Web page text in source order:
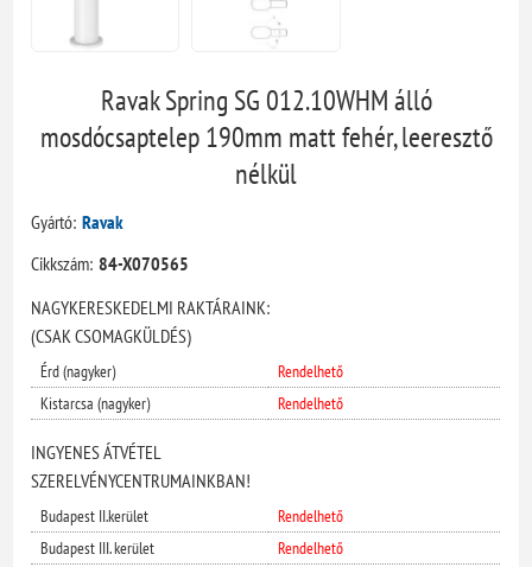
Ravak Spring SG 012.10WHM álló
mosdócsaptelep 190mm matt fehér, leeresztő
nélkül
Gyártó: Ravak
Cikkszám: 84-X070565
NAGYKERESKEDELMI RAKTÁRAINK:
(CSAK CSOMAGKÜLDÉS)
Érd (nagyker)
Rendelhető
Kistarcsa (nagyker)
Rendelhető
INGYENES ÁTVÉTEL
SZERELVÉNYCENTRUMAINKBAN!
Budapest II.kerület
Rendelhető
Budapest III. kerület
Rendelhető